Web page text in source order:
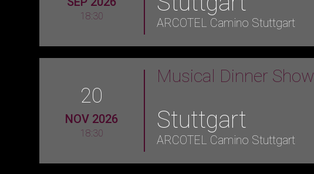
18:30 ARCOTEL Camino Stuttgart
20
NOV 2026
18:30
Musical Dinner Show
Stuttgart
ARCOTEL Camino Stuttgart